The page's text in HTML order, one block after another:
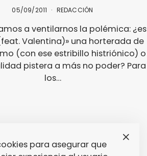
05/09/2011 REDACCIÓN
a ventilarnos la polémica: ¿es
Valentina)» una horterada de
(con ese estribillo histriónico) o
pistera a más no poder? Para
los…
para asegurar que